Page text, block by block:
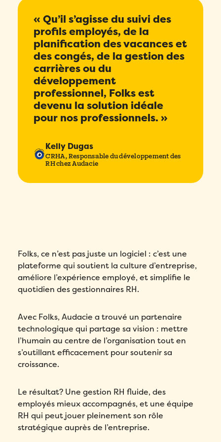
« Qu’il s’agisse du suivi des
profils employés, de la
planification des vacances et
des congés, de la gestion des
carrières ou du
développement
professionnel, Folks est
devenu la solution idéale
pour nos professionnels. »
Kelly Dugas
CRHA, Responsable du développement des
RH chez Audacie
Folks, ce n’est pas juste un logiciel : c’est une
plateforme qui soutient la culture d’entreprise,
améliore l’expérience employé, et simplifie le
quotidien des gestionnaires RH.
Avec Folks, Audacie a trouvé un partenaire
technologique qui partage sa vision : mettre
l’humain au centre de l’organisation tout en
s’outillant efficacement pour soutenir sa
croissance.
Le résultat? Une gestion RH fluide, des
employés mieux accompagnés, et une équipe
RH qui peut jouer pleinement son rôle
stratégique auprès de l’entreprise.
Comment avez-vous entendu parler de Folks? *
J’accepte laPolitique de
confidentialité de Folks.
Envoyer
confidentialitéde Folks.
Envoyer
Envoyer